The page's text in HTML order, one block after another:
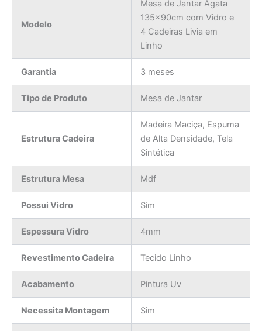
Modelo
Mesa de Jantar Agata
135x90cm com Vidro e
4 Cadeiras Livia em
Linho
Garantia 3 meses
Tipo de Produto Mesa de Jantar
Estrutura Cadeira
Madeira Maciça, Espuma
de Alta Densidade, Tela
Sintética
Estrutura Mesa Mdf
Possui Vidro Sim
Espessura Vidro 4mm
Revestimento Cadeira Tecido Linho
Acabamento Pintura Uv
Necessita Montagem Sim